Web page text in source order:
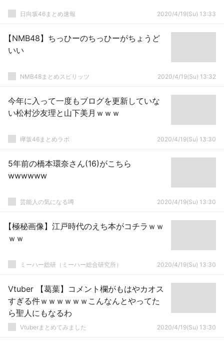
日向坂46まとめ速報 2020/4/19(Su) 13:33
【NMB48】ちっひーのちっひーがちょうど
いい
NMB48まとめスピリッツ 2020/4/19(Su) 13:32
今年に入って一度もブログを更新していな
い松村沙友理と山下美月ｗｗｗ
欅坂46まとめラボ 2020/4/19(Su) 13:30
5年前の橋本環奈さん(16)がこちら
wwwwww
芸能人の気になる噂 2020/4/19(Su) 13:30
【極秘画像】江戸時代のえち本がコチラｗｗ
ｗｗ
ミーハー総研（ミーハー総合研究所） 2020/4/19(Su) 13:30
Vtuber 【葛葉】コメント欄がもはやカオス
すぎる件ｗｗｗｗｗｗこんなんとやってた
ら聖人にもなるわ
Vtuberまとめてみました 2020/4/19(Su) 13:30